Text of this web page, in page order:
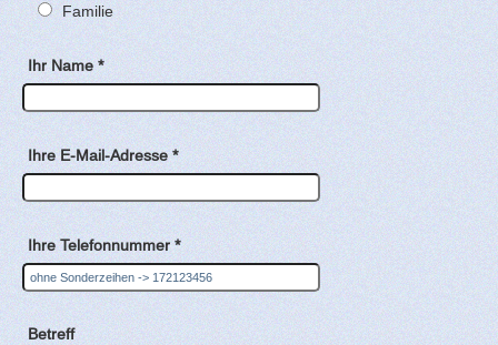
Familie
Ihr Name *
Ihre E-Mail-Adresse *
Ihre Telefonnummer *
Betreff